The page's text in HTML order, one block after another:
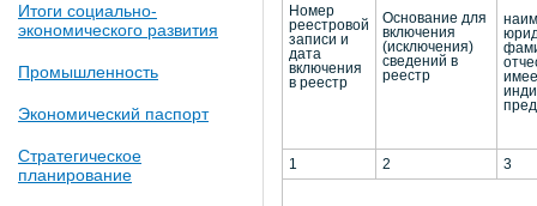
Итоги социально-
экономического развития
Промышленность
Экономический паспорт
Стратегическое
планирование
Номер
реестровой
записи и
дата
включения
в реестр
Основание для
включения
(исключения)
сведений в
реестр
1 2 3